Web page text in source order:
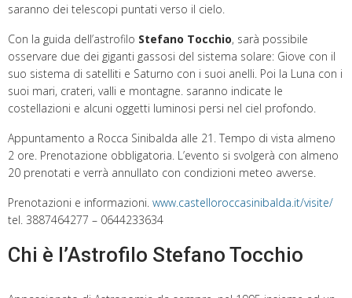
saranno dei telescopi puntati verso il cielo.
Con la guida dell’astrofilo Stefano Tocchio, sarà possibile
osservare due dei giganti gassosi del sistema solare: Giove con il
suo sistema di satelliti e Saturno con i suoi anelli. Poi la Luna con i
suoi mari, crateri, valli e montagne. saranno indicate le
costellazioni e alcuni oggetti luminosi persi nel ciel profondo.
Appuntamento a Rocca Sinibalda alle 21. Tempo di vista almeno
2 ore. Prenotazione obbligatoria. L’evento si svolgerà con almeno
20 prenotati e verrà annullato con condizioni meteo avverse.
Prenotazioni e informazioni. www.castelloroccasinibalda.it/visite/
tel. 3887464277 – 0644233634
Chi è l’Astrofilo Stefano Tocchio